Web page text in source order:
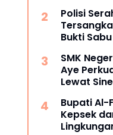
Polisi
Bukti
SMK
Aye
Lewat
Bupati Al-
Kepsek